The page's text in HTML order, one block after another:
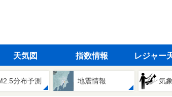
天気図 指数情報 レジャー
分布予測 地震情報 気